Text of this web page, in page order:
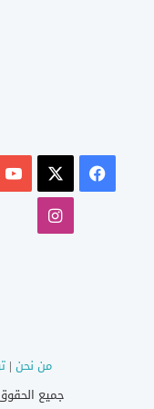
فيسبوك
انستقرام
من نحن |
جميع الحقوق